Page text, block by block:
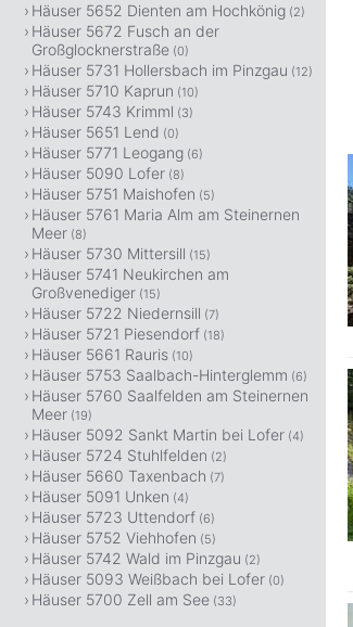
Häuser 5652 Dienten am Hochkönig (2)
Häuser 5672 Fusch an der
Großglocknerstraße (0)
Häuser 5731 Hollersbach im Pinzgau (12)
Häuser 5710 Kaprun (10)
Häuser 5743 Krimml (3)
Häuser 5651 Lend (0)
Häuser 5771 Leogang (6)
Häuser 5090 Lofer (8)
Häuser 5751 Maishofen (5)
Häuser 5761 Maria Alm am Steinernen
Meer (8)
Häuser 5730 Mittersill (15)
Häuser 5741 Neukirchen am
Großvenediger (15)
Häuser 5722 Niedernsill (7)
Häuser 5721 Piesendorf (18)
Häuser 5661 Rauris (10)
Häuser 5753 Saalbach-Hinterglemm (6)
Häuser 5760 Saalfelden am Steinernen
Meer (19)
Häuser 5092 Sankt Martin bei Lofer (4)
Häuser 5724 Stuhlfelden (2)
Häuser 5660 Taxenbach (7)
Häuser 5091 Unken (4)
Häuser 5723 Uttendorf (6)
Häuser 5752 Viehhofen (5)
Häuser 5742 Wald im Pinzgau (2)
Häuser 5093 Weißbach bei Lofer (0)
Häuser 5700 Zell am See (33)